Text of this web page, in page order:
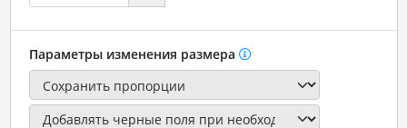
Параметры изменения размера